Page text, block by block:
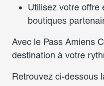
Utilisez votre offre
boutiques
Avec le Pass Amiens
destination à votre
Retrouvez ci-dessous